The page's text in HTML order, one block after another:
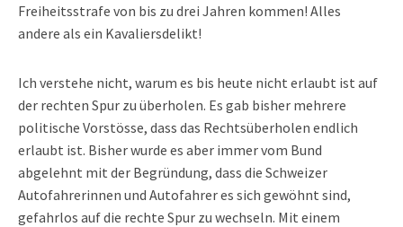
Freiheitsstrafe von bis zu drei Jahren kommen! Alles
andere als ein Kavaliersdelikt!
Ich verstehe nicht, warum es bis heute nicht erlaubt ist auf
der rechten Spur zu überholen. Es gab bisher mehrere
politische Vorstösse, dass das Rechtsüberholen endlich
erlaubt ist. Bisher wurde es aber immer vom Bund
abgelehnt mit der Begründung, dass die Schweizer
Autofahrerinnen und Autofahrer es sich gewöhnt sind,
gefahrlos auf die rechte Spur zu wechseln. Mit einem